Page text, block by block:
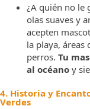
¿A quién no le
olas suaves y
acepten
la playa, áreas
perros. Tu
al océano y
4. Historia y
Verdes